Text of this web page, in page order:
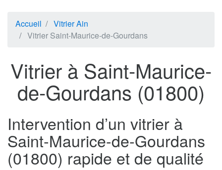
Accueil
Vitrier Ain
Vitrier Saint-Maurice-de-Gourdans
Vitrier à Saint-Maurice-
de-Gourdans (01800)
Intervention d’un vitrier à
Saint-Maurice-de-Gourdans
(01800) rapide et de qualité